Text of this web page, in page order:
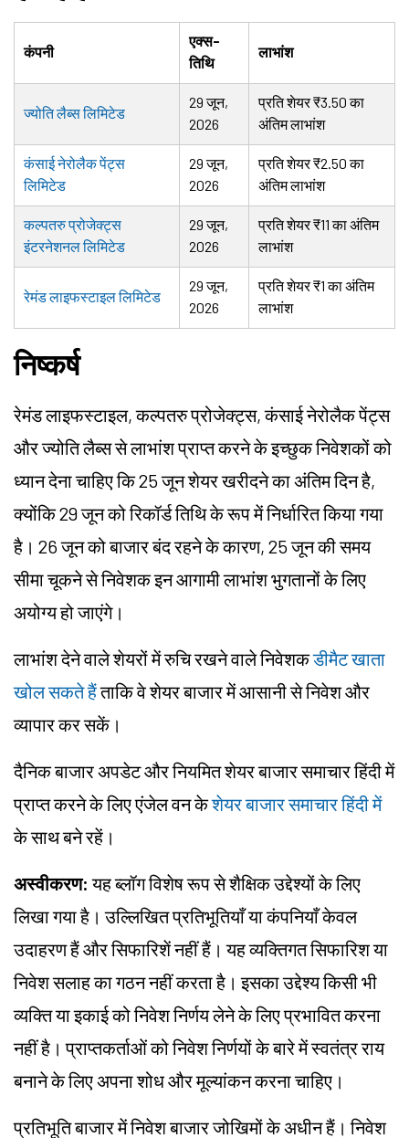
कंपनी
एक्स-
तिथि
लाभांश
ज्योति लैब्स लिमिटेड
29 जून,
2026
प्रति शेयर ₹3.50 का
अंतिम लाभांश
कंसाई नेरोलैक पेंट्स
लिमिटेड
29 जून,
2026
प्रति शेयर ₹2.50 का
अंतिम लाभांश
कल्पतरु प्रोजेक्ट्स
इंटरनेशनल लिमिटेड
29 जून,
2026
प्रति शेयर ₹11 का अंतिम
लाभांश
रेमंड लाइफस्टाइल लिमिटेड
29 जून,
2026
प्रति शेयर ₹1 का अंतिम
लाभांश
निष्कर्ष
रेमंड लाइफस्टाइल, कल्पतरु प्रोजेक्ट्स, कंसाई नेरोलैक पेंट्स
और ज्योति लैब्स से लाभांश प्राप्त करने के इच्छुक निवेशकों को
ध्यान देना चाहिए कि 25 जून शेयर खरीदने का अंतिम दिन है,
क्योंकि 29 जून को रिकॉर्ड तिथि के रूप में निर्धारित किया गया
है। 26 जून को बाजार बंद रहने के कारण, 25 जून की समय
सीमा चूकने से निवेशक इन आगामी लाभांश भुगतानों के लिए
अयोग्य हो जाएंगे।
लाभांश देने वाले शेयरों में रुचि रखने वाले निवेशकडीमैट खाता
खोल सकते हैंताकि वे शेयर बाजार में आसानी से निवेश और
व्यापार कर सकें।
दैनिक बाजार अपडेट और नियमित शेयर बाजार समाचार हिंदी में
प्राप्त करने के लिए एंजेल वन केशेयर बाजार समाचार हिंदी में
के साथ बने रहें।
अस्वीकरण: यह ब्लॉग विशेष रूप से शैक्षिक उद्देश्यों के लिए
लिखा गया है। उल्लिखित प्रतिभूतियाँ या कंपनियाँ केवल
उदाहरण हैं और सिफारिशें नहीं हैं। यह व्यक्तिगत सिफारिश या
निवेश सलाह का गठन नहीं करता है। इसका उद्देश्य किसी भी
व्यक्ति या इकाई को निवेश निर्णय लेने के लिए प्रभावित करना
नहीं है। प्राप्तकर्ताओं को निवेश निर्णयों के बारे में स्वतंत्र राय
बनाने के लिए अपना शोध और मूल्यांकन करना चाहिए।
प्रतिभूति बाजार में निवेश बाजार जोखिमों के अधीन हैं। निवेश